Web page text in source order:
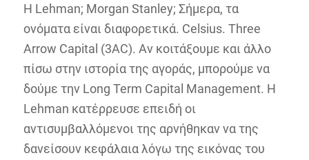
Η Lehman; Morgan Stanley; Σήμερα, τα
ονόματα είναι διαφορετικά. Celsius. Three
Arrow Capital (3AC). Αν κοιτάξουμε και άλλο
πίσω στην ιστορία της αγοράς, μπορούμε να
δούμε την Long Term Capital Management. Η
Lehman κατέρρευσε επειδή οι
αντισυμβαλλόμενοι της αρνήθηκαν να της
δανείσουν κεφάλαια λόγω της εικόνας του